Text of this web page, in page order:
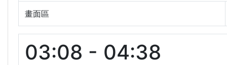
畫面區
03:08 - 04:38